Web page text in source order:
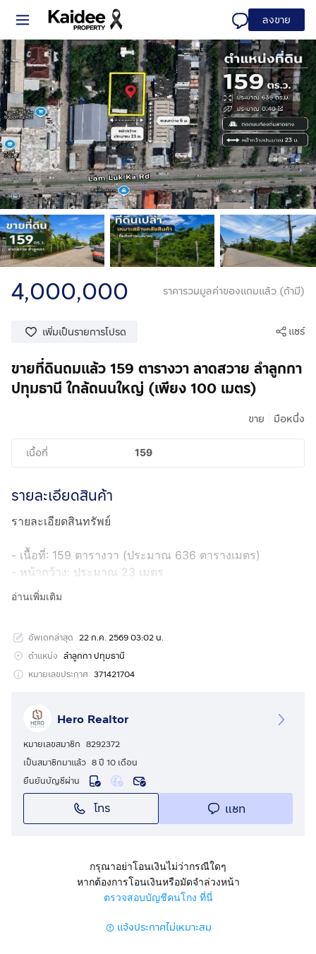
ลงขาย
4,000,000 ราคารวมมูลค่าของแถมแล้ว (ถ้ามี)
เพิ่มเป็นรายการโปรด แชร์
ขายที่ดินถมแล้ว 159 ตารางวา ลาดสวาย ลำลูกกา
ปทุมธานี ใกล้ถนนใหญ่ (เพียง 100 เมตร)
ขาย มือหนึ่ง
เนื้อที่ 159
รายละเอียดสินค้า
รายละเอียดสินทรัพย์
- เนื้อที่: 159 ตารางวา (ประมาณ 636 ตารางเมตร)
- หน้ากว้าง: ประมาณ 23 เมตร
- ความลึก: ประมาณ 28 เมตร
จุดเด่นและลักษณะของที่ดิน
โอกาสที่น่าสนใจสำหรับผู้ที่กำลังมองหาที่ดินขนาดกะทัดรัด
แต่เปี่ยมไปด้วยศักยภาพในย่านลำลูกกา (ลาดสวาย) จังหวัด
อย่างยิ่ง
- ทำเลทองเดินทางสะดวก: ตั้งอยู่ห่างจากถนนใหญ่ลำลูกกา
เพียง 100 เมตรเท่านั้น หน้าแปลงติดถนนท้องถิ่นลาดยาง
กว้าง 6 เมตร มีทัศนวิสัยที่ดีและเป็นที่สังเกตได้ง่ายจากผู้
สัญจรไปมา
- เชื่อมต่อโครงข่ายคมนาคมหลัก: ใกล้จุดเชื่อมต่อถนน
กาญจนาภิเษก (วงแหวนรอบนอกตะวันออก) และถนน
สินค้าเป็นไปได้อย่างรวดเร็วและสะดวกสบาย
- สภาพแวดล้อมโดยรอบ: บริเวณรอบๆ เป็นแหล่งชุมชนที่มี
การผสมผสานระหว่างอาคารแนวราบและพื้นที่เชิงพาณิชย์
อาคารได้ง่ายและใช้ประโยชน์พื้นที่ได้เต็มประสิทธิภาพ
อ่านเพิ่มเติม
อัพเดทล่าสุด 22 ก.ค. 2569 03:02 น.
ตำแหน่ง ลำลูกกา ปทุมธานี
หมายเลขประกาศ 371421704
Hero Realtor
หมายเลขสมาชิก 8292372
เป็นสมาชิกมาแล้ว 8 ปี 10 เดือน
ยืนยันบัญชีผ่าน
โทร แชท
กรุณาอย่าโอนเงินไม่ว่ากรณีใดๆ
หากต้องการโอนเงินหรือมัดจำล่วงหน้า
ตรวจสอบบัญชีคนโกง ที่นี่
แจ้งประกาศไม่เหมาะสม